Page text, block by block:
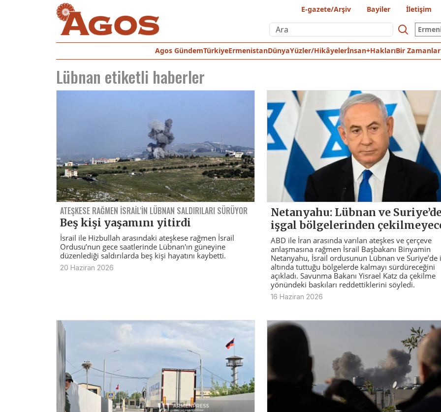
E-gazete/Arşiv Bayiler İletişim
Agos GündemTürkiyeErmenistanDünyaYüzler/Hikâyelerİnsan+HaklarıBir Zamanlar
Lübnan etiketli haberler
ATEŞKESE RAĞMEN İSRAIL'IN LÜBNAN SALDIRILARI SÜRÜYOR
Beş kişi yaşamını yitirdi
İsrail ile Hizbullah arasındaki ateşkese rağmen İsrail
Ordusu’nun gece saatlerinde Lübnan'ın güneyine
düzenlediği saldırılarda beş kişi hayatını kaybetti.
20 Haziran 2026
Netanyahu: Lübnan ve
işgal bölgelerinden
ABD ile İran arasında varılan ateşkes ve çerçeve
anlaşmasına rağmen İsrail Başbakanı Binyamin
Netanyahu, İsrail ordusunun Lübnan ve Suriye’de
altında tuttuğu bölgelerde kalmayı sürdüreceğini
açıkladı. Savunma Bakanı Yisrael Katz da çekilme
yönündeki baskıları reddettiklerini söyledi.
16 Haziran 2026